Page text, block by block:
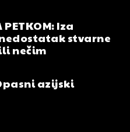
PETKOM: Iza
stvarne
nečim
azijski